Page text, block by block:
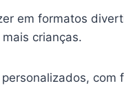
em formatos
crianças.
com